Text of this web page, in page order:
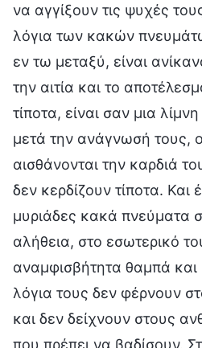
να αγγίξουν τις ψυχές
λόγια των κακών
εν τω μεταξύ, είναι
την αιτία και το
τίποτα, είναι σαν μια
μετά την ανάγνωσή τους,
αισθάνονται την καρδιά
δεν κερδίζουν τίποτα. Και
μυριάδες κακά πνεύματα
αλήθεια, στο εσωτερικό
αναμφισβήτητα θαμπά και
λόγια τους δεν φέρνουν
και δεν δείχνουν στους
που πρέπει να βαδίσουν.